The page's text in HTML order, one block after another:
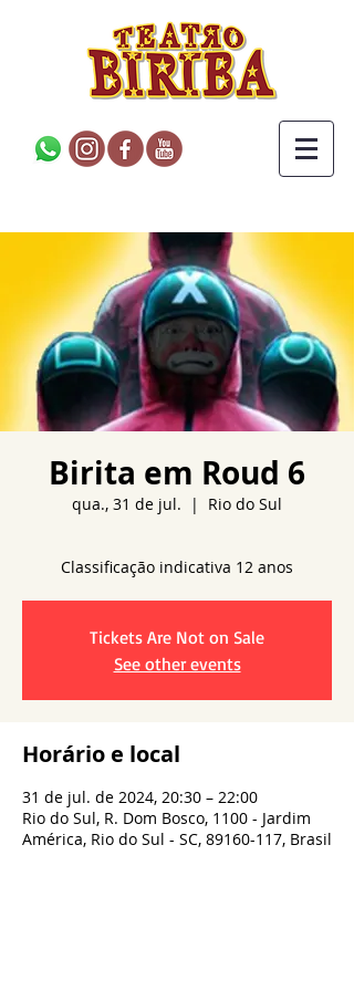
Birita em Roud 6
qua., 31 de jul.
  |
Rio do Sul
Tickets Are Not on Sale
See other events
Horário e local
31 de jul. de 2024, 20:30 – 22:00
Rio do Sul, R. Dom Bosco, 1100 - Jardim
América, Rio do Sul - SC, 89160-117, Brasil